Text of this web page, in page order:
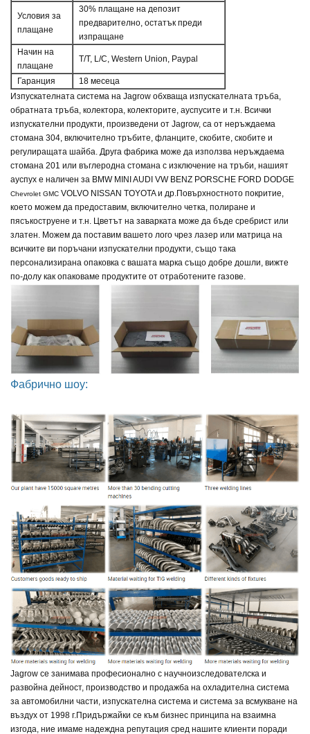
Условия за
плащане
30% плащане на депозит
предварително, остатък преди
изпращане
Начин на
плащане
T/T, L/C, Western Union, Paypal
Гаранция
18 месеца
Изпускателната система на Jagrow обхваща изпускателната тръба,
обратната тръба, колектора, колекторите, ауспусите и т.н. Всички
изпускателни продукти, произведени от Jagrow, са от неръждаема
стомана 304, включително тръбите, фланците, скобите, скобите и
регулиращата шайба. Друга фабрика може да използва неръждаема
стомана 201 или въглеродна стомана с изключение на тръби, нашият
ауспух е наличен за BMW MINI AUDI VW BENZ PORSCHE FORD DODGE
Chevrolet GMC VOLVO NISSAN TOYOTA и др.Повърхностното покритие,
което можем да предоставим, включително четка, полиране и
пясъкоструене и т.н. Цветът на заварката може да бъде сребрист или
златен. Можем да поставим вашето лого чрез лазер или матрица на
всичките ви поръчани изпускателни продукти, също така
персонализирана опаковка с вашата марка също добре дошли, вижте
по-долу как опаковаме продуктите от отработените газове.
Фабрично шоу:
Jagrow се занимава професионално с научноизследователска и
развойна дейност, производство и продажба на охладителна система
за автомобилни части, изпускателна система и система за всмукване на
въздух от 1998 г.Придържайки се към бизнес принципа на взаимна
изгода, ние имаме надеждна репутация сред нашите клиенти поради